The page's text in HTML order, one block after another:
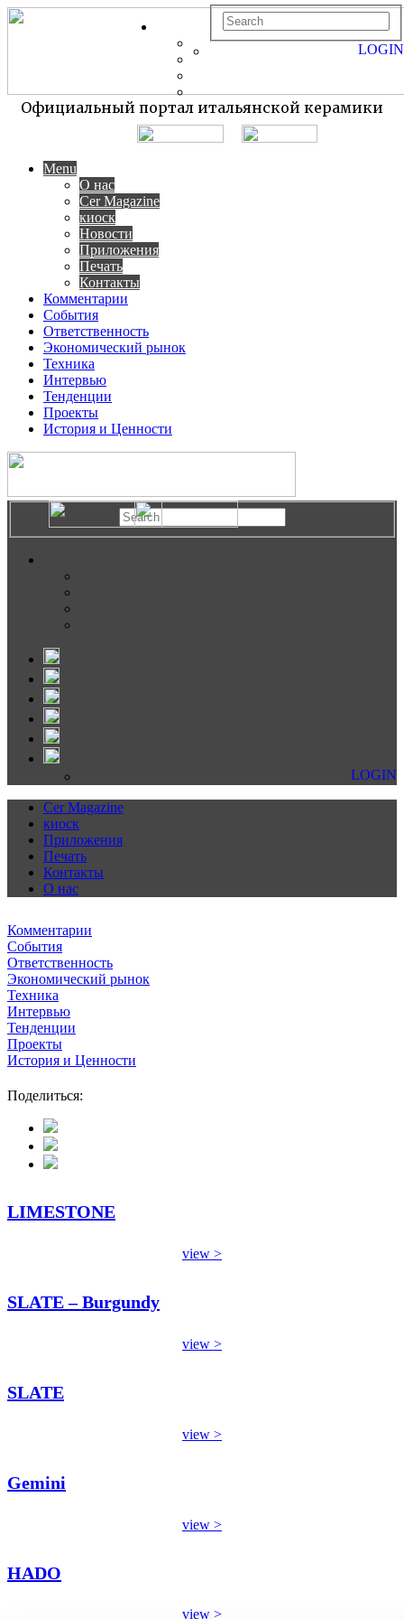
Официальный портал итальянской керамики
Menu
О нас
Cer Magazine
киоск
Новости
Приложения
Печать
Контакты
Комментарии
События
Ответственность
Экономический рынок
Техника
Интервью
Тенденции
Проекты
История и Ценности
LOGIN
LOGIN
Cer Magazine
киоск
Приложения
Печать
Контакты
О нас
Комментарии
События
Ответственность
Экономический рынок
Техника
Интервью
Тенденции
Проекты
История и Ценности
Поделиться:
LIMESTONE
view >
SLATE – Burgundy
view >
SLATE
view >
Gemini
view >
HADO
view >